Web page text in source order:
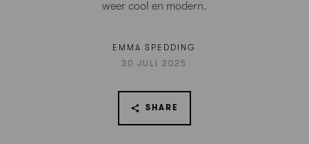
weer cool en modern.
EMMA SPEDDING
30 JULI 2025
SHARE